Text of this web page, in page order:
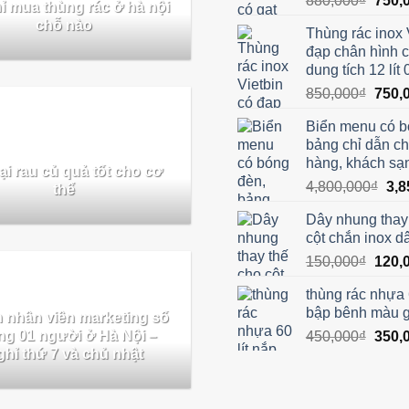
mua thùng rác ở hà nội
chỗ nào
rau củ quả tốt cho cơ
thể
nhân viên marketing số
01 người ở Hà Nội –
thứ 7 và chủ nhật
là:
Thùng rác inox
đạp chân hình
dung tích 12 lít
850,000₫ Giá
là:
Biển menu có
bảng chỉ dẫn
hàng, khách
4,800,000₫ Giá
là:
Dây nhung
cột chắn inox
150,000₫
Giá
là:
thùng rác nhựa
bập bênh màu
450,000₫ Giá